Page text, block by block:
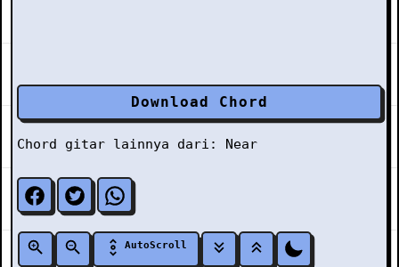
Download Chord
Chord gitar lainnya dari: Near
AutoScroll